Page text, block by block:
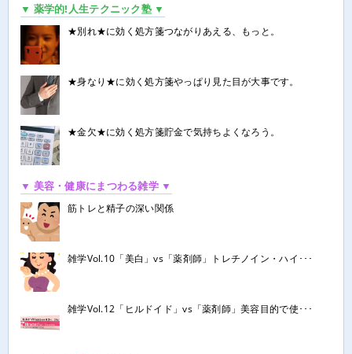
▼ 薬学的!人生テクニック塾 ▼
★別れ★に効く処方箋つながりあえる、もっと。
★身なり★に効く処方箋やっぱり見た目が大事です。
★金欠★に効く処方箋貯金で気持ちよくなろう。
▼ 美容・健康にまつわる雑学 ▼
筋トレと精子の深い関係
雑学Vol.10「美白」vs「薬剤師」トレチノイン・ハイ･･･
雑学Vol.12「ヒルドイド」vs「薬剤師」美容目的で使･･･